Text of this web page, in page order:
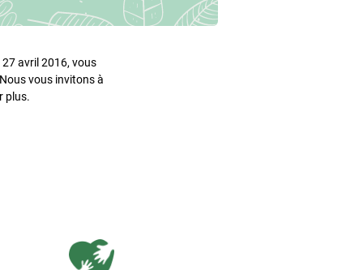
avril 2016, vous
vous invitons à
plus.